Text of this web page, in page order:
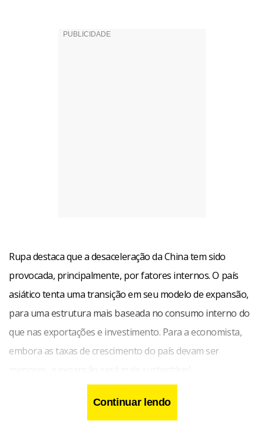
Rupa destaca que a desaceleração da China tem sido
provocada, principalmente, por fatores internos. O país
asiático tenta uma transição em seu modelo de expansão,
para uma estrutura mais baseada no consumo interno do
que nas exportações e investimento. Para a economista,
embora as taxas de crescimento do país devam ser
A perda de fôlego do país asiático já pesa no crescimento
Continuar lendo